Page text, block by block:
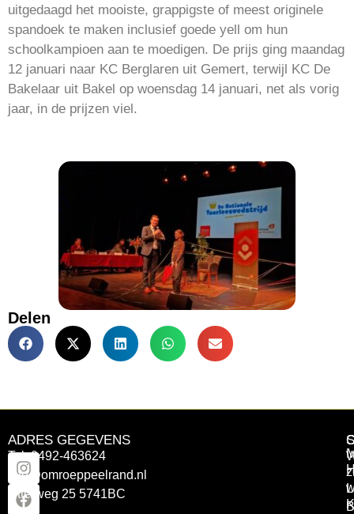
uitgedaagd het mooiste, grappigste of meest originele
spandoek te maken inclusief goede yell om hun
schoolkampioen aan te moedigen. De prijs ging maandag
12 januari naar KC Berglaren uit Gemert, terwijl KC De
Bakelaar uit Bakel op woensdag 14 januari, net als vorig
jaar, in de prijzen viel.
Delen
ADRES GEGEVENS
Tel: 0492-463624
info@omroeppeelrand.nl
Otterweg 25 5741BC